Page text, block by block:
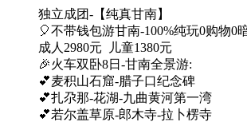
独立成团-【纯真甘南】
🎈不带钱包游甘南-100%纯玩0购物0
成人2980元 儿童1380元
🎉火车双卧8日-甘南全景游:
💕麦积山石窟-腊子口纪念碑
💕扎尕那-花湖-九曲黄河第一湾
💕若尔盖草原-郎木寺-拉卜楞寺